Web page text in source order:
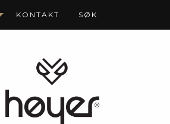
KONTAKT SØK